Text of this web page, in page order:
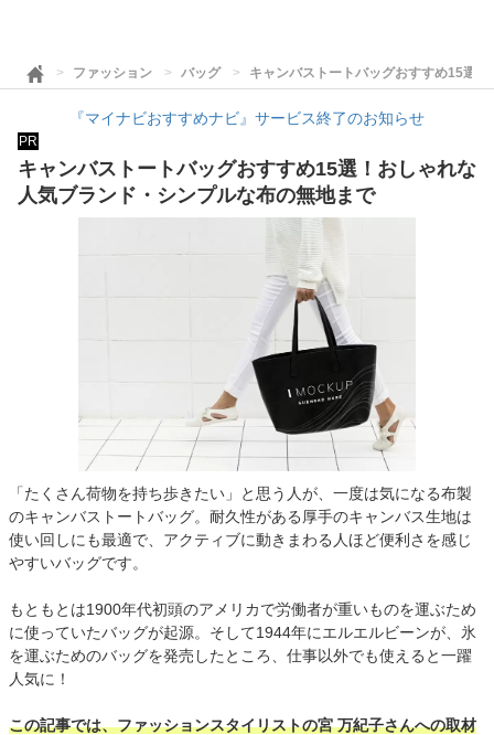
ファッション バッグ キャンバストートバッグおすすめ15選
『マイナビおすすめナビ』サービス終了のお知らせ
PR
キャンバストートバッグおすすめ15選！おしゃれな
人気ブランド・シンプルな布の無地まで
「たくさん荷物を持ち歩きたい」と思う人が、一度は気になる布製
のキャンバストートバッグ。耐久性がある厚手のキャンバス生地は
使い回しにも最適で、アクティブに動きまわる人ほど便利さを感じ
やすいバッグです。
もともとは1900年代初頭のアメリカで労働者が重いものを運ぶため
に使っていたバッグが起源。そして1944年にエルエルビーンが、氷
を運ぶためのバッグを発売したところ、仕事以外でも使えると一躍
人気に！
この記事では、ファッションスタイリストの宮 万紀子さんへの取材